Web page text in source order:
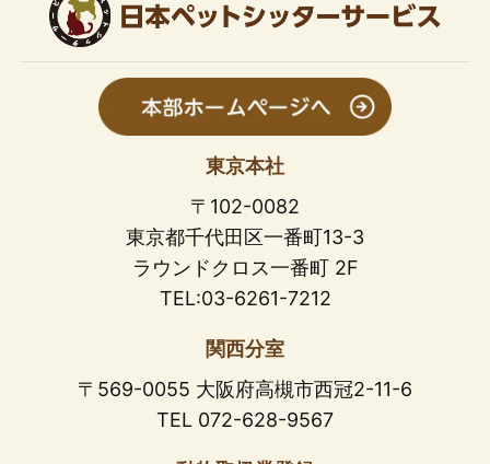
東京本社
〒102-0082
東京都千代田区一番町13-3
ラウンドクロス一番町 2F
TEL:03-6261-7212
関西分室
〒569-0055 大阪府高槻市西冠2-11-6
TEL 072-628-9567